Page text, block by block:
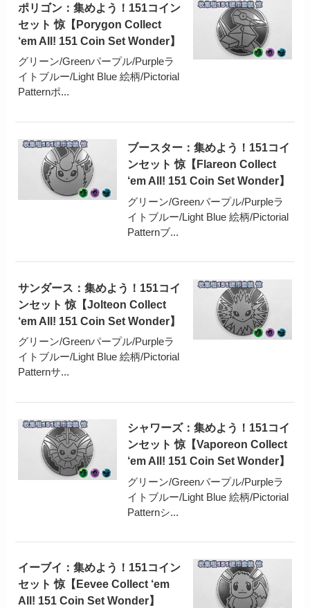
ポリゴン：集めよう！151コイン
セット 惊【Porygon Collect
‘em All! 151 Coin Set Wonder】
グリーン/Greenパープル/Purpleラ
イトブルー/Light Blue 絵柄/Pictorial
Patternポ...
ブースター：集めよう！151コイ
ンセット 惊【Flareon Collect
‘em All! 151 Coin Set Wonder】
グリーン/Greenパープル/Purpleラ
イトブルー/Light Blue 絵柄/Pictorial
Patternブ...
サンダース：集めよう！151コイ
ンセット 惊【Jolteon Collect
‘em All! 151 Coin Set Wonder】
グリーン/Greenパープル/Purpleラ
イトブルー/Light Blue 絵柄/Pictorial
Patternサ...
シャワーズ：集めよう！151コイ
ンセット 惊【Vaporeon Collect
‘em All! 151 Coin Set Wonder】
グリーン/Greenパープル/Purpleラ
イトブルー/Light Blue 絵柄/Pictorial
Patternシ...
イーブイ：集めよう！151コイン
セット 惊【Eevee Collect ‘em
All! 151 Coin Set Wonder】